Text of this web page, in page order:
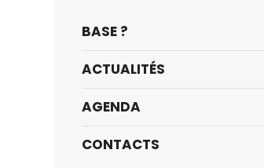
BASE ?
ACTUALITÉS
AGENDA
CONTACTS